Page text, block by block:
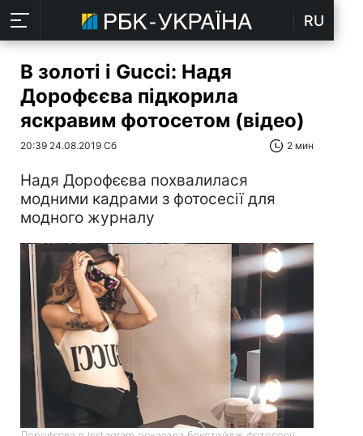
RU
В золоті і Gucci: Надя
Дорофєєва підкорила
яскравим фотосетом (відео)
20:39 24.08.2019 Сб 2 мин
Надя Дорофєєва похвалилася
модними кадрами з фотосесії для
модного журналу